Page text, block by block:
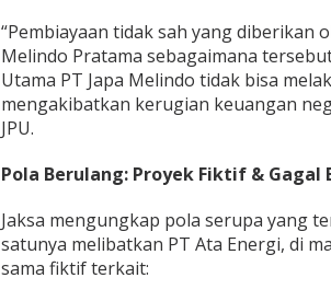
“Pembiayaan tidak sah yang diberikan
Melindo Pratama sebagaimana
Utama PT Japa Melindo tidak bisa
mengakibatkan kerugian keuangan
JPU.
Pola Berulang: Proyek Fiktif & Gagal
Jaksa mengungkap pola serupa yang
satunya melibatkan PT Ata Energi, di
sama fiktif terkait: